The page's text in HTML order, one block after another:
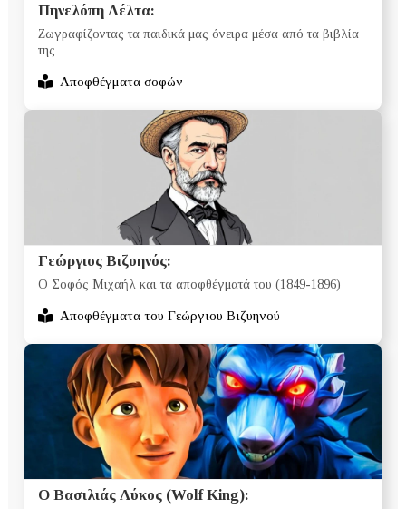
Πηνελόπη Δέλτα:
Ζωγραφίζοντας τα παιδικά μας όνειρα μέσα από τα βιβλία
της
Αποφθέγματα σοφών
Γεώργιος Βιζυηνός:
Ο Σοφός Μιχαήλ και τα αποφθέγματά του (1849-1896)
Αποφθέγματα του Γεώργιου Βιζυηνού
Ο Βασιλιάς Λύκος (Wolf King):